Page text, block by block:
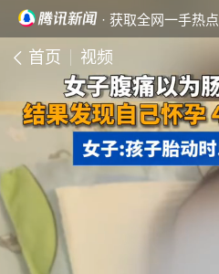
· 获取全网一手热点
首页 视频